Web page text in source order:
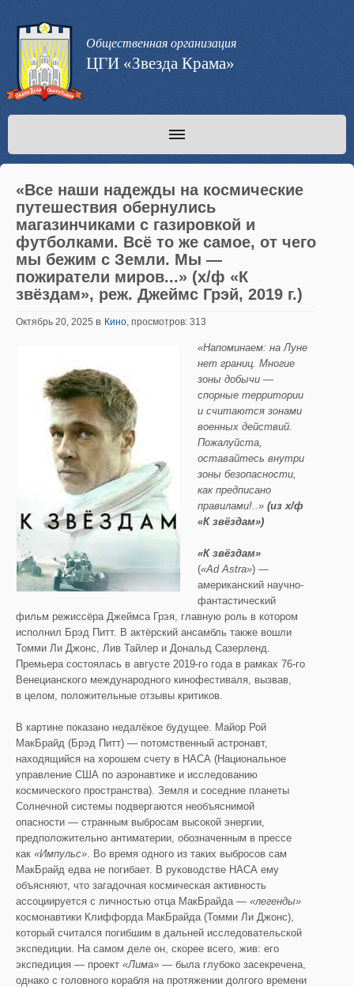
Общественная организация
ЦГИ «Звезда Крама»
«Все наши надежды на космические
путешествия обернулись
магазинчиками с газировкой и
футболками. Всё то же самое, от чего
мы бежим с Земли. Мы —
пожиратели миров...» (х/ф «К
звёздам», реж. Джеймс Грэй, 2019 г.)
Октябрь 20, 2025 в Кино, просмотров: 313
«Напоминаем: на Луне
нет границ. Многие
зоны добычи —
спорные территории
и считаются зонами
военных действий.
Пожалуйста,
оставайтесь внутри
зоны безопасности,
как предписано
правилами!..» (из х/ф
«К звёздам»)
«К звёздам»
(«Ad Astra») —
американский научно-
фантастический
фильм режиссёра Джеймса Грэя, главную роль в котором
исполнил Брэд Питт. В актёрский ансамбль также вошли
Томми Ли Джонс, Лив Тайлер и Дональд Сазерленд.
Премьера состоялась в августе 2019-го года в рамках 76-го
Венецианского международного кинофестиваля, вызвав,
в целом, положительные отзывы критиков.
В картине показано недалёкое будущее. Майор Рой
МакБрайд (Брэд Питт) — потомственный астронавт,
находящийся на хорошем счету в НАСА (Национальное
управление США по аэронавтике и исследованию
космического пространства). Земля и соседние планеты
Солнечной системы подвергаются необъяснимой
опасности — странным выбросам высокой энергии,
предположительно антиматерии, обозначенным в прессе
как «Импульс». Во время одного из таких выбросов сам
МакБрайд едва не погибает. В руководстве НАСА ему
объясняют, что загадочная космическая активность
ассоциируется с личностью отца МакБрайда — «легенды»
космонавтики Клиффорда МакБрайда (Томми Ли Джонс),
который считался погибшим в дальней исследовательской
экспедиции. На самом деле он, скорее всего, жив: его
экспедиция — проект «Лима» — была глубоко засекречена,
однако с головного корабля на протяжении долгого времени